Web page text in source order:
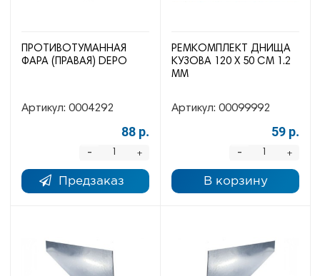
ПРОТИВОТУМАННАЯ
ФАРА (ПРАВАЯ) DEPO
Артикул: 0004292
88 р.
+
-
Предзаказ
РЕМКОМПЛЕКТ ДНИЩА
КУЗОВА 120 Х 50 СМ 1.2
ММ
Артикул: 00099992
59 р.
+
-
В корзину